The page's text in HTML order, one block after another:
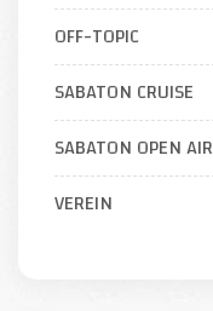
OFF-TOPIC
SABATON CRUISE
SABATON OPEN AIR
VEREIN